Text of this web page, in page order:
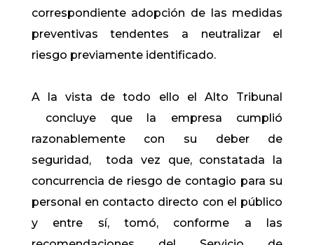
correspondiente adopción de las medidas
preventivas tendentes a neutralizar el
riesgo previamente identificado.
A la vista de todo ello el Alto Tribunal
concluye que la empresa cumplió
razonablemente con su deber de
seguridad, toda vez que, constatada la
concurrencia de riesgo de contagio para su
personal en contacto directo con el público
y entre sí, tomó, conforme a las